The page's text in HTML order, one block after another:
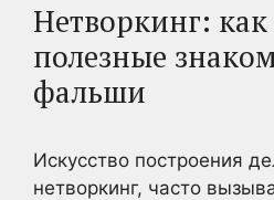
Нетворкинг: как
полезные
фальши
Искусство построения
нетворкинг, часто